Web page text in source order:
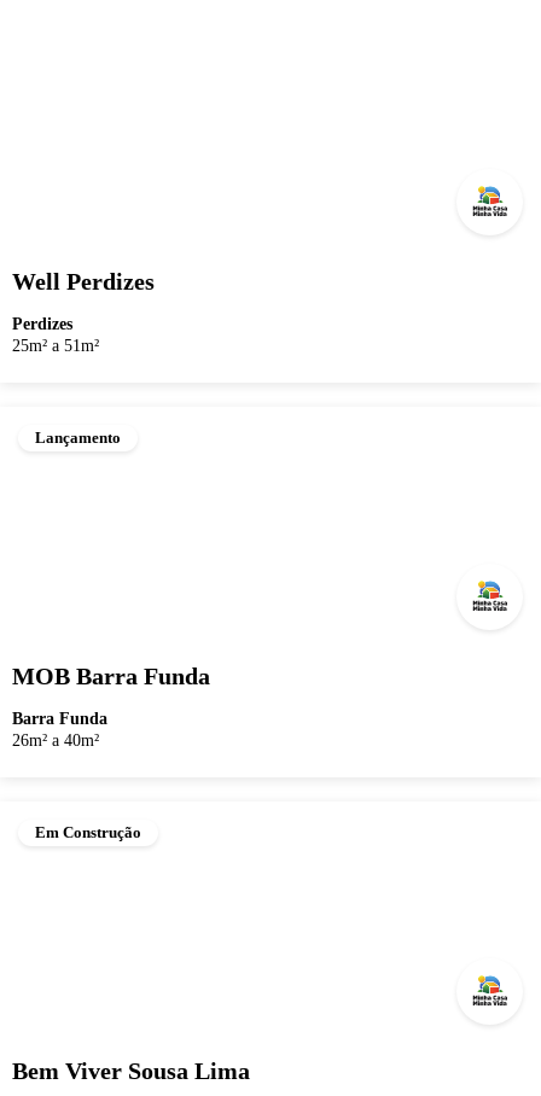
Well Perdizes
Perdizes
25m² a 51m²
Lançamento
MOB Barra Funda
Barra Funda
26m² a 40m²
Em Construção
Bem Viver Sousa Lima